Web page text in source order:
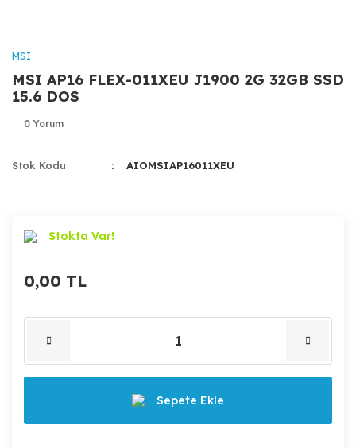
MSI
MSI AP16 FLEX-011XEU J1900 2G 32GB SSD
15.6 DOS
0 Yorum
Stok Kodu AIOMSIAP16011XEU
Stokta Var!
0,00 TL
Sepete Ekle